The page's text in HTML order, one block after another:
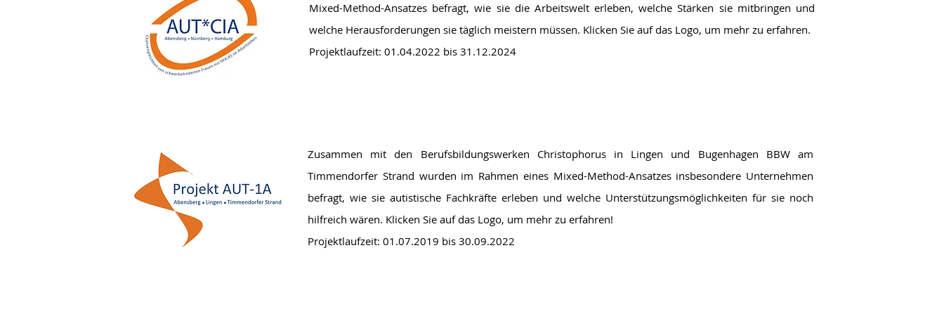
Mixed-Method-Ansatzes befragt, wie sie die Arbeitswelt erleben, welche Stärken sie mitbringen und
welche Herausforderungen sie täglich meistern müssen. Klicken Sie auf das Logo, um mehr zu erfahren.
Projektlaufzeit: 01.04.2022 bis 31.12.2024
Zusammen mit den Berufsbildungswerken Christophorus in Lingen und Bugenhagen BBW am
Timmendorfer Strand wurden im Rahmen eines Mixed-Method-Ansatzes insbesondere Unternehmen
befragt, wie sie autistische Fachkräfte erleben und welche Unterstützungsmöglichkeiten für sie noch
hilfreich wären. Klicken Sie auf das Logo, um mehr zu erfahren!
Projektlaufzeit: 01.07.2019 bis 30.09.2022